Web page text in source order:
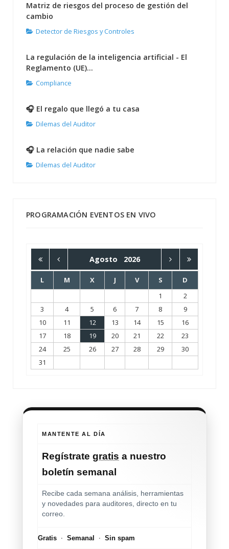
Matriz de riesgos del proceso de gestión del
cambio
Detector de Riesgos y Controles
La regulación de la inteligencia artificial - El
Reglamento (UE)...
Compliance
🎧 El regalo que llegó a tu casa
Dilemas del Auditor
🎧 La relación que nadie sabe
Dilemas del Auditor
PROGRAMACIÓN EVENTOS EN VIVO
Agosto 2026
L M X J V S
D
1
2
3
4 5 6 7 8
9
10
11 12 13 14 15
16
17
18 19 20 21 22
23
24
25 26 27 28 29
30
31
MANTENTE AL DÍA
Regístrate gratis a nuestro
boletín semanal
Recibe cada semana análisis, herramientas
y novedades para auditores, directo en tu
correo.
Gratis · Semanal · Sin spam